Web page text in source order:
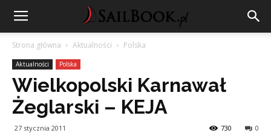
Strona główna Aktualności Polska
Aktualności Polska
Wielkopolski Karnawał
Żeglarski – KEJA
27 stycznia 2011 0
730